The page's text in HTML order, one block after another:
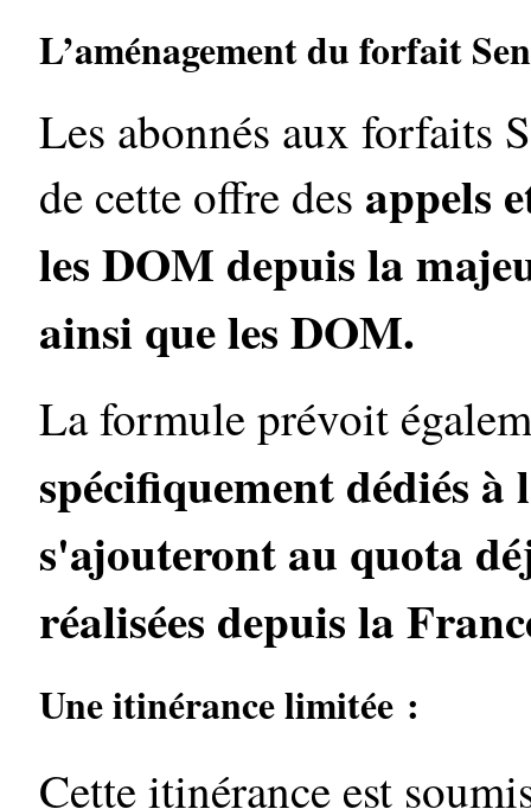
L’aménagement du forfait
Les abonnés aux forfaits
de cette offre des appels
les DOM depuis la
ainsi que les DOM.
La formule prévoit
spécifiquement dédiés
s'ajouteront au quota
réalisées depuis la
Une itinérance limitée :
Cette itinérance est